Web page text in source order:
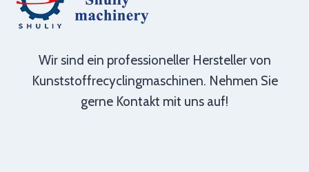
Wir sind ein professioneller Hersteller von
Kunststoffrecyclingmaschinen. Nehmen Sie
gerne Kontakt mit uns auf!